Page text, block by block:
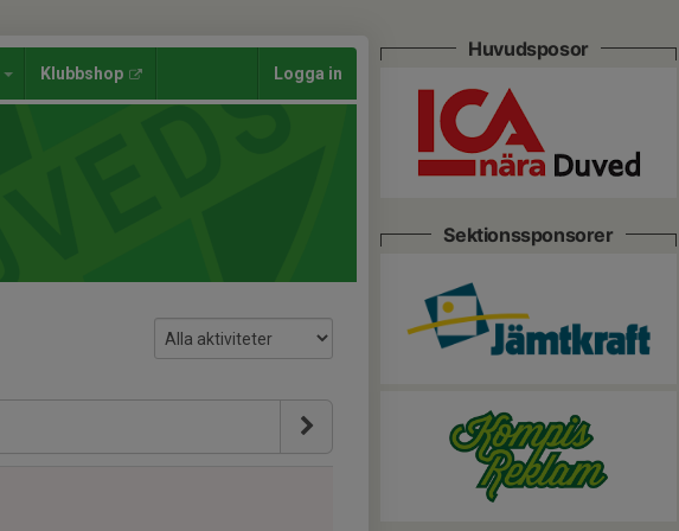
Klubbshop Logga in
Huvudsposor
Sektionssponsorer